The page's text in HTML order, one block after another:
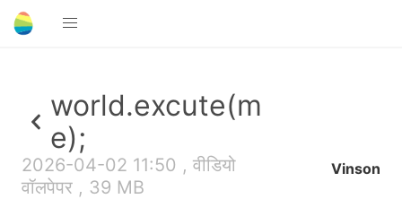
world.excute(m
e);
2026-04-02 11:50 , वीडियो
वॉलपेपर , 39 MB
Vinson